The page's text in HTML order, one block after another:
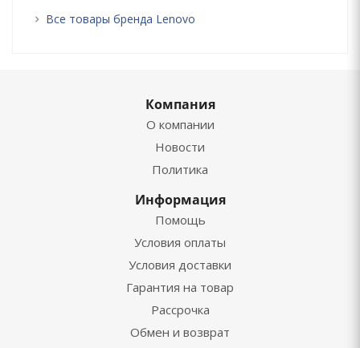
Все товары бренда Lenovo
Компания
О компании
Новости
Политика
Информация
Помощь
Условия оплаты
Условия доставки
Гарантия на товар
Рассрочка
Обмен и возврат